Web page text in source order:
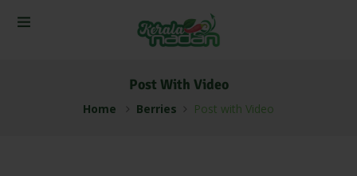
Post With Video
Home Berries Post with Video